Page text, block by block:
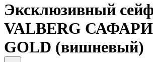
Эксклюзивный сейф
VALBERG
GOLD (вишневый)